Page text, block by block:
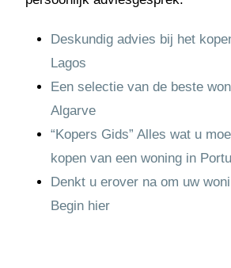
Deskundig advies bij het
Lagos
Een selectie van de beste
Algarve
“Kopers Gids” Alles wat u
kopen van een woning in
Denkt u erover na om uw
Begin hier